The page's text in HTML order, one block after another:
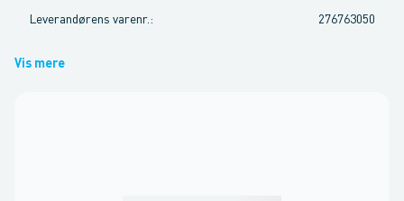
Leverandørens varenr. : 276763050
Vis mere